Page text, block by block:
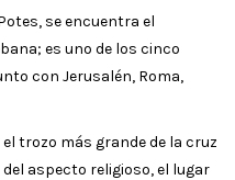
se encuentra el
es uno de los cinco
con Jerusalén, Roma,
trozo más grande de la cruz
aspecto religioso, el lugar